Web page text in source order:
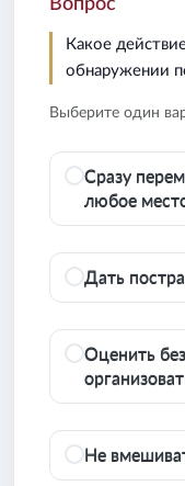
Вопрос
Какое
обнаружении
Выберите один
Сразу
любое
Дать
Оценить
Не